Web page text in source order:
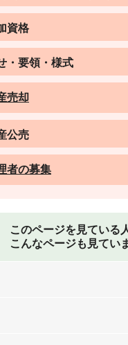
資格
・要領・様式
売却
公売
者の募集
このページを見ている
こんなページも見てい